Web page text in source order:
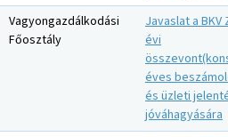
Vagyongazdálkodási
Főosztály
Javaslat a BKV
évi
éves
és üzleti
jóváhagyására